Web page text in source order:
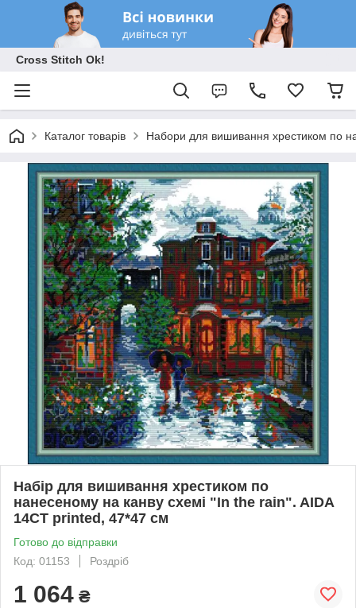
Cross Stitch Ok!
Каталог товарів Набори для вишивання хрестиком по
Набір для вишивання хрестиком по
нанесеному на канву схемі "In the rain". AIDA
14CT printed, 47*47 см
Готово до відправки
Код: 01153
Роздріб
1 064 ₴